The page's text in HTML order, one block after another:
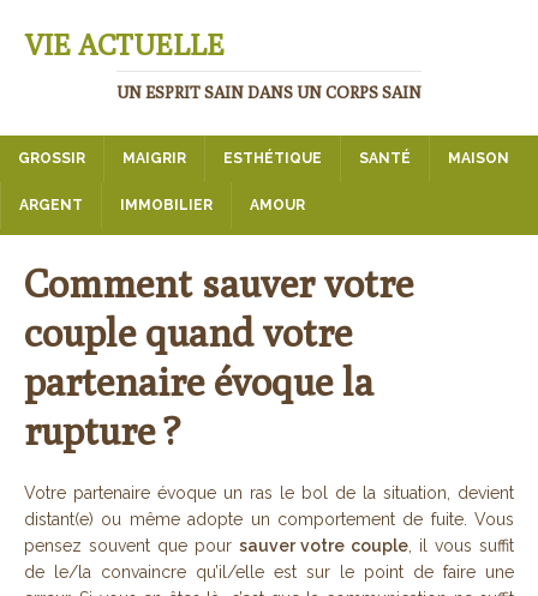
VIE ACTUELLE
UN ESPRIT SAIN DANS UN CORPS SAIN
GROSSIR MAIGRIR ESTHÉTIQUE SANTÉ MAISON
ARGENT IMMOBILIER AMOUR
Comment sauver votre
couple quand votre
partenaire évoque la
rupture ?
Votre partenaire évoque un ras le bol de la situation, devient
distant(e) ou même adopte un comportement de fuite. Vous
pensez souvent que pour sauver votre couple , il vous suffit
de le/la convaincre qu’il/elle est sur le point de faire une